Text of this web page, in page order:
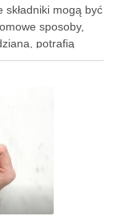
składniki mogą być
sposoby,
potrafią
i lekkość.